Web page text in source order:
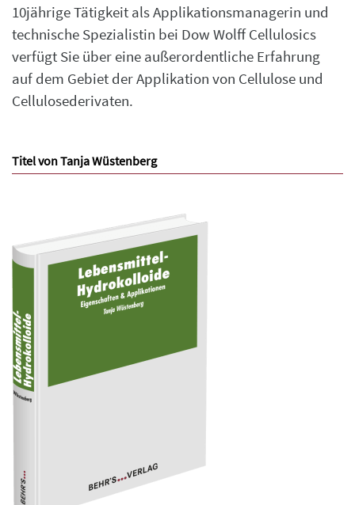
10jährige Tätigkeit als Applikationsmanagerin und
technische Spezialistin bei Dow Wolff Cellulosics
verfügt Sie über eine außerordentliche Erfahrung
auf dem Gebiet der Applikation von Cellulose und
Cellulosederivaten.
Titel von Tanja Wüstenberg